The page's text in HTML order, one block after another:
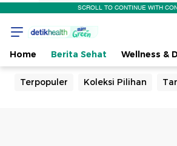
SCROLL TO CONTINUE WITH
Home Berita Sehat Wellness &
Terpopuler Koleksi Pilihan